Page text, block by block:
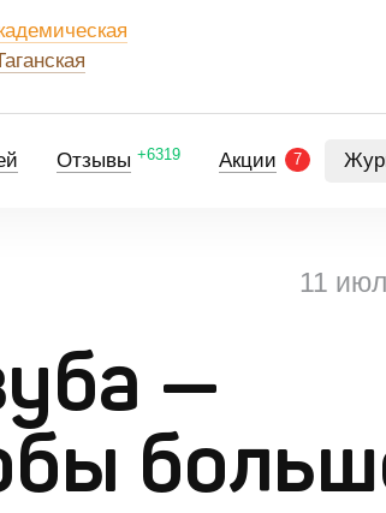
Отзывы +6319 Акции 7
больше не было 11
—